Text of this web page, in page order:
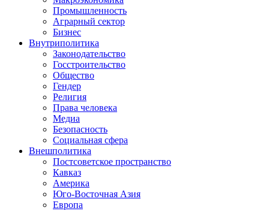
Промышленность
Аграрный сектор
Бизнес
Внутриполитика
Законодательство
Госстроительство
Общество
Гендер
Религия
Права человека
Медиа
Безопасность
Социальная сфера
Внешполитика
Постсоветское пространство
Кавказ
Америка
Юго-Восточная Азия
Европа